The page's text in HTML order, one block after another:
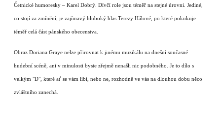
Četnické humoresky – Karel Dobrý. Dívčí role jsou téměř na stejné úrovni. Jediné,
co stojí za zmínění, je zajímavý hluboký hlas Terezy Hálové, po které pokukuje
téměř celá část pánského obecenstva.
Obraz Doriana Graye nelze přirovnat k jinému muzikálu na dnešní současné
hudební scéně, ani v minulosti byste zřejmě nenašli nic podobného. Je to dílo s
velkým "D", které ať se vám líbí, nebo ne, rozhodně ve vás na dlouhou dobu něco
zvláštního zanechá.